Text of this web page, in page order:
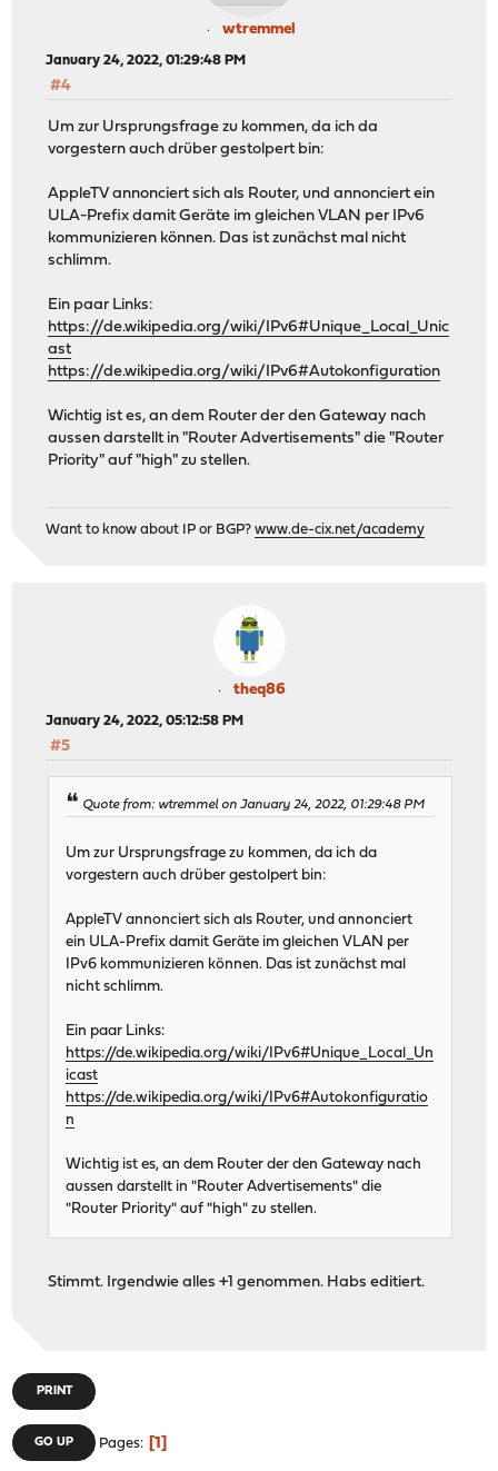
wtremmel
January 24, 2022, 01:29:48 PM
#4
Um zur Ursprungsfrage zu kommen, da ich da
vorgestern auch drüber gestolpert bin:
AppleTV annonciert sich als Router, und annonciert ein
ULA-Prefix damit Geräte im gleichen VLAN per IPv6
kommunizieren können. Das ist zunächst mal nicht
schlimm.
Ein paar Links:
https://de.wikipedia.org/wiki/IPv6#Unique_Local_Unic
ast
https://de.wikipedia.org/wiki/IPv6#Autokonfiguration
Wichtig ist es, an dem Router der den Gateway nach
aussen darstellt in "Router Advertisements" die "Router
Priority" auf "high" zu stellen.
Want to know about IP or BGP?www.de-cix.net/academy
theq86
January 24, 2022, 05:12:58 PM
#5
Quote from: wtremmel on January 24, 2022, 01:29:48 PM
Um zur Ursprungsfrage zu kommen, da ich da
vorgestern auch drüber gestolpert bin:
AppleTV annonciert sich als Router, und annonciert
ein ULA-Prefix damit Geräte im gleichen VLAN per
IPv6 kommunizieren können. Das ist zunächst mal
nicht schlimm.
Ein paar Links:
https://de.wikipedia.org/wiki/IPv6#Unique_Local_Un
icast
https://de.wikipedia.org/wiki/IPv6#Autokonfiguratio
n
Wichtig ist es, an dem Router der den Gateway nach
aussen darstellt in "Router Advertisements" die
"Router Priority" auf "high" zu stellen.
Stimmt. Irgendwie alles +1 genommen. Habs editiert.
PRINT
GO UP Pages 1